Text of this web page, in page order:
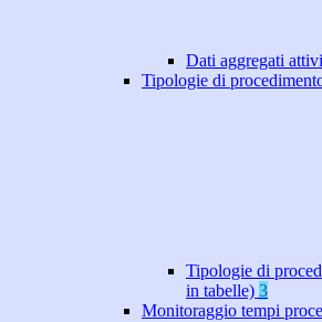
Dati aggregati
Tipologie di
Tipologie di
in tabelle) 3
Monitoraggio tempi